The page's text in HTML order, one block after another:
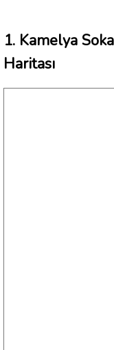
1. Kamelya
Haritası